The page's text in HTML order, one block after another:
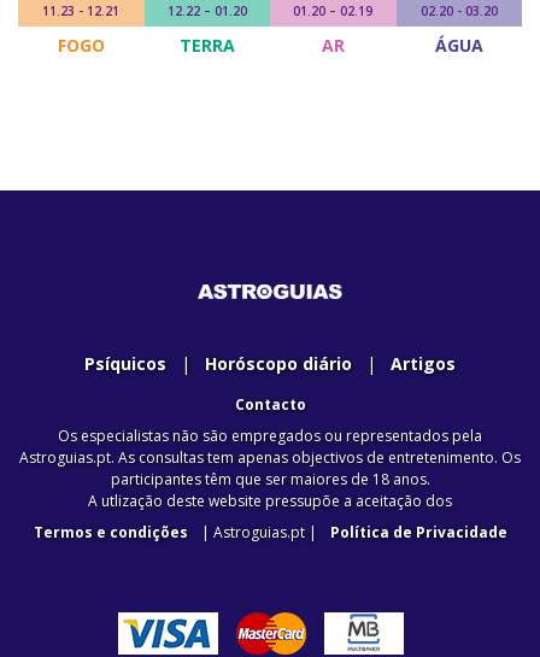
11.23 - 12.21 12.22 – 01.20 01.20 – 02.19 02.20 - 03.20
FOGO TERRA AR ÁGUA
Psíquicos | Horóscopo diário | Artigos
Contacto
Os especialistas não são empregados ou representados pela
Astroguias.pt. As consultas tem apenas objectivos de entretenimento. Os
participantes têm que ser maiores de 18 anos.
A utlização deste website pressupõe a aceitação dos
Termos e condições
| Astroguias.pt | Política de Privacidade